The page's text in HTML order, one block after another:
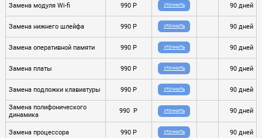
Замена модуля Wi-fi 990 P УТОЧНИТЬ 90 дней
Замена нижнего шлейфа 990 P УТОЧНИТЬ 90 дней
Замена оперативной памяти 990 P УТОЧНИТЬ 90 дней
Замена платы 990 P УТОЧНИТЬ 90 дней
Замена подложки клавиатуры 990 P УТОЧНИТЬ 90 дней
Замена полифонического
динамика
990 P УТОЧНИТЬ 90 дней
Замена процессора 990 P УТОЧНИТЬ 90 дней